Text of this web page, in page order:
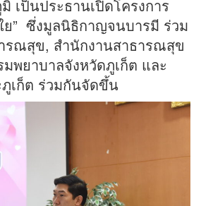
เป็นประธานเปิดโครงการ
ใย” ซึ่งมูลนิธิกาญจนบารมี ร่วม
รณสุข, สำนักงานสาธารณสุข
พยาบาลจังหวัดภูเก็ต และ
เก็ต ร่วมกันจัดขึ้น